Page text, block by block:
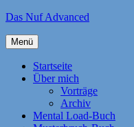
Zum
springen
Das Nuf Advanced
Menü
Startseite
Über mich
Vorträge
Archiv
Mental Load-Buch